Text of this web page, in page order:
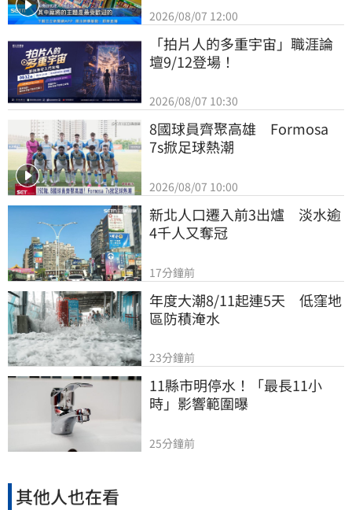
2026/08/07 12:00
「拍片人的多重宇宙」職涯論
壇9/12登場！
2026/08/07 10:30
8國球員齊聚高雄　Formosa
7s掀足球熱潮
2026/08/07 10:00
新北人口遷入前3出爐　淡水逾
4千人又奪冠
17分鐘前
年度大潮8/11起連5天　低窪地
區防積淹水
23分鐘前
11縣市明停水！「最長11小
時」影響範圍曝
25分鐘前
其他人也在看